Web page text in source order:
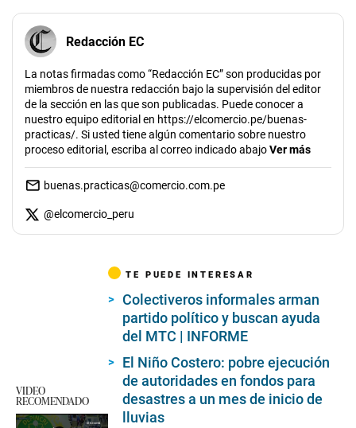
Redacción EC
La notas firmadas como “Redacción EC” son producidas por
miembros de nuestra redacción bajo la supervisión del editor
de la sección en las que son publicadas. Puede conocer a
nuestro equipo editorial en https://elcomercio.pe/buenas-
practicas/. Si usted tiene algún comentario sobre nuestro
proceso editorial, escriba al correo indicado abajoVer más
buenas.practicas@comercio.com.pe
@elcomercio_peru
VIDEO
RECOMENDADO
TE PUEDE INTERESAR
Colectiveros informales arman
partido político y buscan ayuda
del MTC | INFORME
El Niño Costero: pobre ejecución
de autoridades en fondos para
desastres a un mes de inicio de
lluvias